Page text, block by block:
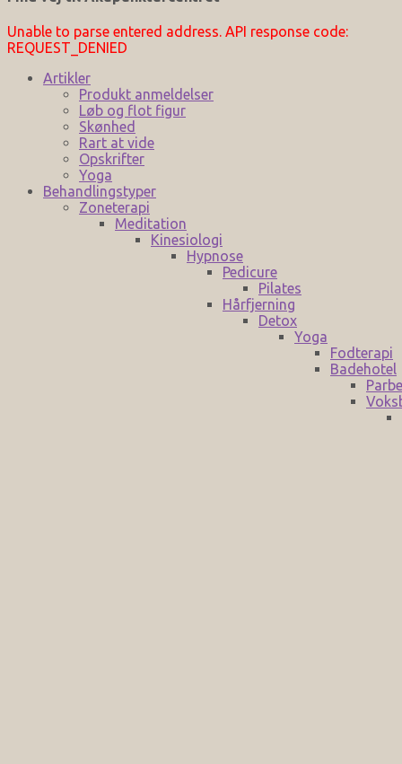
Unable to parse entered address. API response code:
REQUEST_DENIED
Artikler
Produkt anmeldelser
Løb og flot figur
Skønhed
Rart at vide
Opskrifter
Yoga
Behandlingstyper
Zoneterapi
Meditation
Kinesiologi
Hypnose
Pedicure
Pilates
Hårfjerning
Detox
Yoga
Fodterapi
Badehotel